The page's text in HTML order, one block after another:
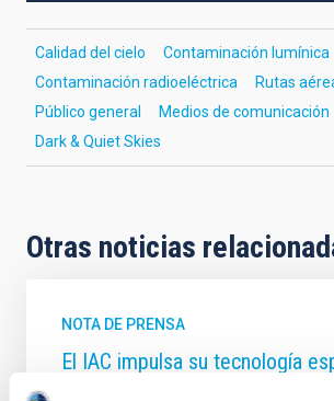
Calidad del cielo
Contaminación lumínica
Contaminación radioeléctrica
Rutas
Público general
Medios de comunicación
Dark & Quiet Skies
Otras noticias
NOTA DE PRENSA
El IAC impulsa su tecnología